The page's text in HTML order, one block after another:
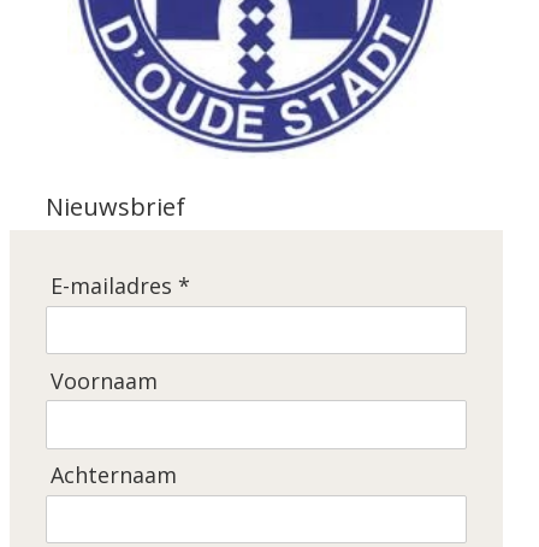
Nieuwsbrief
E-mailadres *
Voornaam
Achternaam